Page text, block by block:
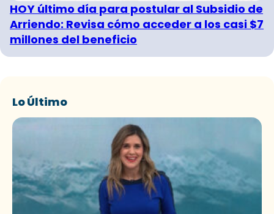
HOY último día para postular al Subsidio de
Arriendo: Revisa cómo acceder a los casi $7
millones del beneficio
Lo Último